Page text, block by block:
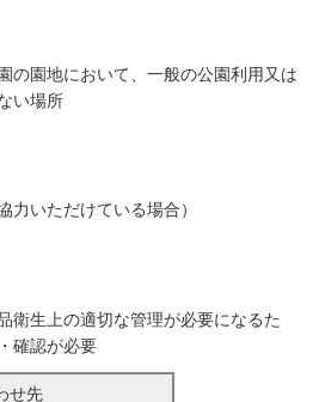
の園地において、一般の公園利用又は
い場所
力いただけている場合）
衛生上の適切な管理が必要になるた
確認が必要
せ先